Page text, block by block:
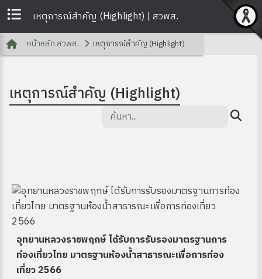
เหตุการณ์สำคัญ (Highlight) | สวพส.
หน้าหลัก สวพส. เหตุการณ์สำคัญ (Highlight)
เหตุการณ์สำคัญ (Highlight)
อุทยานหลวงราชพฤกษ์ ได้รับการรับรองมาตรฐานการ
ท่องเที่ยวไทย มาตรฐานห้องน้ำสาธารณะเพื่อการท่อง
เที่ยว 2566